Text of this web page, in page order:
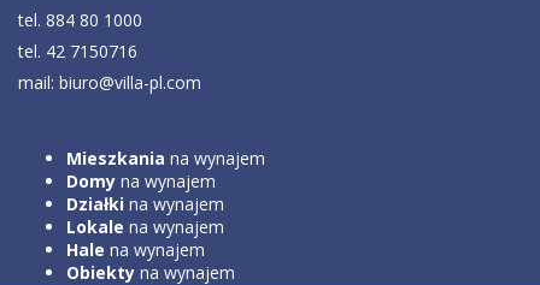
tel. 884 80 1000
tel. 42 7150716
mail: biuro@villa-pl.com
Mieszkania na wynajem
Domy na wynajem
Działki na wynajem
Lokale na wynajem
Hale na wynajem
Obiekty na wynajem